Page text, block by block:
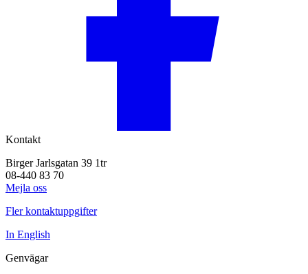
Kontakt
Birger Jarlsgatan 39 1tr
08-440 83 70
Mejla oss
Fler kontaktuppgifter
In English
Genvägar